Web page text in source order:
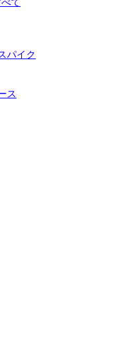
て
パイク
ス